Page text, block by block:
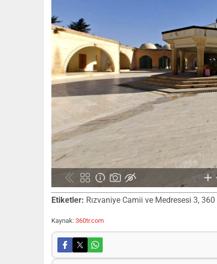
Etiketler: Rızvaniye Camii ve Medresesi 3,
Kaynak: 360tr.com